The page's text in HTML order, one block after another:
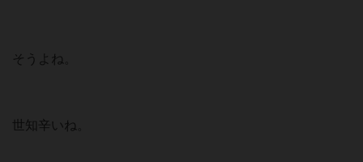
そうよね。
世知辛いね。